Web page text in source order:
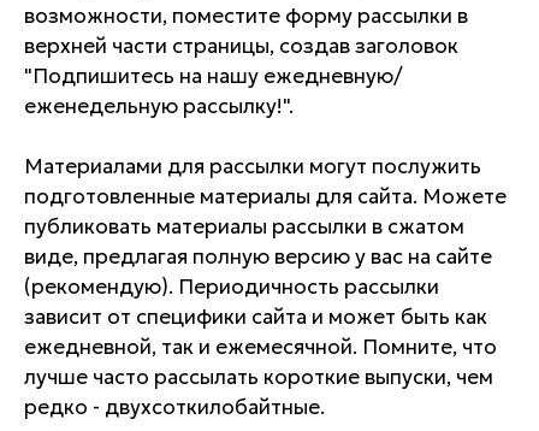
возможности, поместите форму рассылки в
верхней части страницы, создав заголовок
"Подпишитесь на нашу ежедневную/
еженедельную рассылку!".
Материалами для рассылки могут послужить
подготовленные материалы для сайта. Можете
публиковать материалы рассылки в сжатом
виде, предлагая полную версию у вас на сайте
(рекомендую). Периодичность рассылки
зависит от специфики сайта и может быть как
ежедневной, так и ежемесячной. Помните, что
лучше часто рассылать короткие выпуски, чем
редко - двухсоткилобайтные.